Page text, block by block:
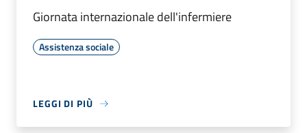
Giornata internazionale dell'infermiere
Assistenza sociale
LEGGI DI PIÙ